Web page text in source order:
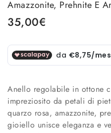
Amazzonite, Prehnite E
35,00€
Anello regolabile in ottone
impreziosito da petali di
quarzo rosa, amazzonite,
gioiello unisce eleganza e